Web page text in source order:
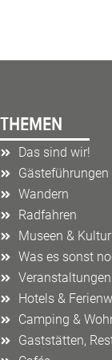
THEMEN
Das sind wir!
Gästeführungen
Wandern
Radfahren
Museen & Kultur
Was es sonst
Veranstaltungen
Hotels &
Camping &
Gaststätten,